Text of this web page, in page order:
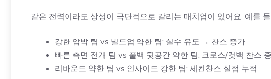
같은 전력이라도 상성이 극단적으로 갈리는 매치업이 있어요. 예를
강한 압박 팀 vs 빌드업 약한 팀: 실수 유도 → 찬스 증가
빠른 측면 전개 팀 vs 풀백 뒷공간 약한 팀: 크로스/컷백 찬스
리바운드 약한 팀 vs 인사이드 강한 팀: 세컨찬스 실점 누적